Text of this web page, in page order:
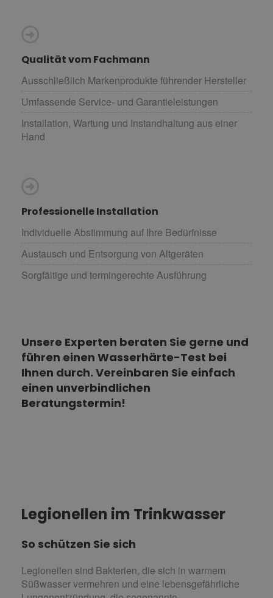
Qualität vom Fachmann
Ausschließlich Markenprodukte führender Hersteller
Umfassende Service- und Garantieleistungen
Installation, Wartung und Instandhaltung aus einer
Hand
Professionelle Installation
Individuelle Abstimmung auf Ihre Bedürfnisse
Austausch und Entsorgung von Altgeräten
Sorgfältige und termingerechte Ausführung
Unsere Experten beraten Sie gerne und
führen einen Wasserhärte-Test bei
Ihnen durch. Vereinbaren Sie einfach
einen unverbindlichen
Beratungstermin!
Legionellen im Trinkwasser
So schützen Sie sich
Legionellen sind Bakterien, die sich in warmem
Süßwasser vermehren und eine lebensgefährliche